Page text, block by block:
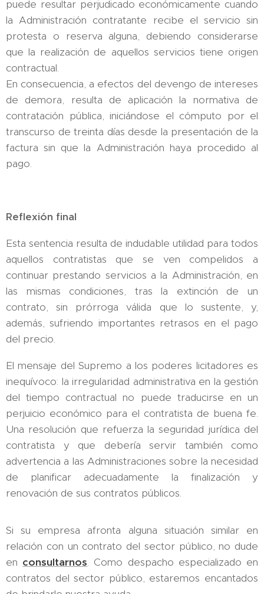
puede resultar perjudicado económicamente cuando
la Administración contratante recibe el servicio sin
protesta o reserva alguna, debiendo considerarse
que la realización de aquellos servicios tiene origen
contractual.
En consecuencia, a efectos del devengo de intereses
de demora, resulta de aplicación la normativa de
contratación pública, iniciándose el cómputo por el
transcurso de treinta días desde la presentación de la
factura sin que la Administración haya procedido al
pago.
Reflexión final
Esta sentencia resulta de indudable utilidad para todos
aquellos contratistas que se ven compelidos a
continuar prestando servicios a la Administración, en
las mismas condiciones, tras la extinción de un
contrato, sin prórroga válida que lo sustente, y,
además, sufriendo importantes retrasos en el pago
del precio.
El mensaje del Supremo a los poderes licitadores es
inequívoco: la irregularidad administrativa en la gestión
del tiempo contractual no puede traducirse en un
perjuicio económico para el contratista de buena fe.
Una resolución que refuerza la seguridad jurídica del
contratista y que debería servir también como
advertencia a las Administraciones sobre la necesidad
de planificar adecuadamente la finalización y
renovación de sus contratos públicos.
Si su empresa afronta alguna situación similar en
relación con un contrato del sector público, no dude
en consultarnos. Como despacho especializado en
contratos del sector público, estaremos encantados